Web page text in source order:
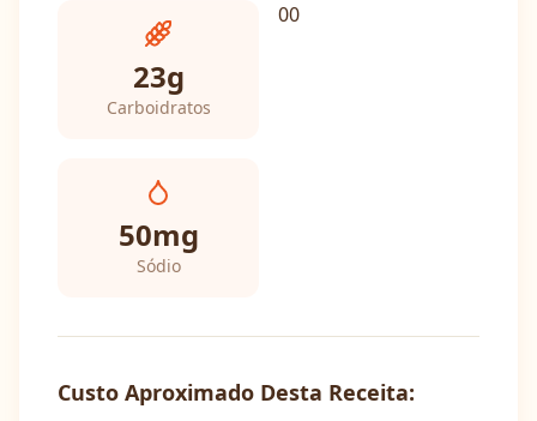
23g
Carboidratos
00
50mg
Sódio
Custo Aproximado Desta Receita: